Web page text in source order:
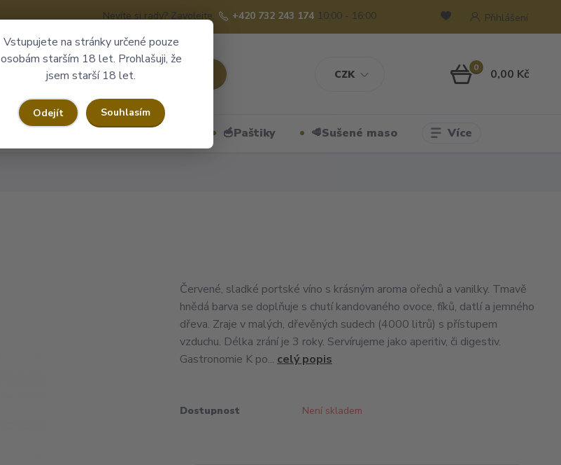
Vstupujete na stránky určené pouze
osobám starším 18 let. Prohlašuji, že
jsem starší 18 let.
Odejít Souhlasím
CZK
Přihlášení
Nevíte si rady? Zavolejte. +420 732 243 174 10:00 - 16:00
0 0,00 Kč
🥣Paštiky 🥩Sušené maso Více
Červené, sladké portské víno s krásným aroma ořechů a vanilky. Tmavě
hnědá barva se doplňuje s chutí kandovaného ovoce, fíků, datlí a jemného
dřeva. Zraje v malých, dřevěných sudech (4000 litrů) s přístupem
vzduchu. Délka zrání je 3 roky. Servírujeme jako aperitiv, či digestiv.
Gastronomie K po... celý popis
Dostupnost Není skladem